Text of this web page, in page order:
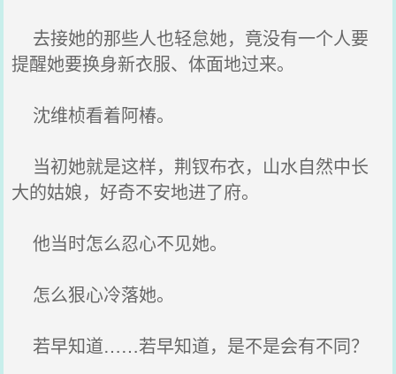
去接她的那些人也轻怠她，竟没有一个人要
提醒她要换身新衣服、体面地过来。
沈维桢看着阿椿。
当初她就是这样，荆钗布衣，山水自然中长
大的姑娘，好奇不安地进了府。
他当时怎么忍心不见她。
怎么狠心冷落她。
若早知道……若早知道，是不是会有不同？